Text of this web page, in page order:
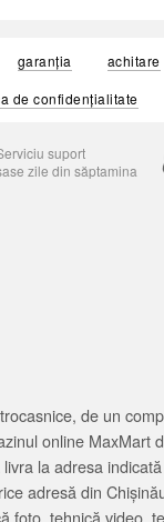
garanția achitare
de confidențialitate
suport
zile din săptamina
de un
online MaxMart
la adresa
adresă din
foto, tehnică video,